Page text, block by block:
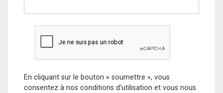
En cliquant sur le bouton « soumettre », vous
consentez à nos conditions d'utilisation et vous nous